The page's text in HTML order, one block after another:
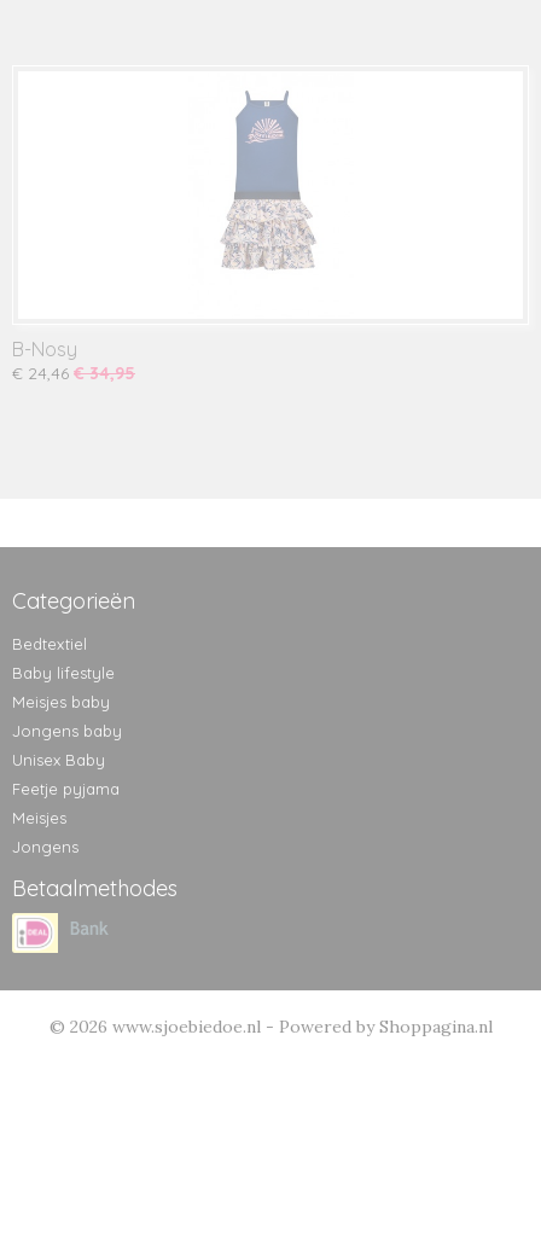
B-Nosy
€ 24,46 € 34,95
Categorieën
Bedtextiel
Baby lifestyle
Meisjes baby
Jongens baby
Unisex Baby
Feetje pyjama
Meisjes
Jongens
Betaalmethodes
© 2026 www.sjoebiedoe.nl - Powered by Shoppagina.nl